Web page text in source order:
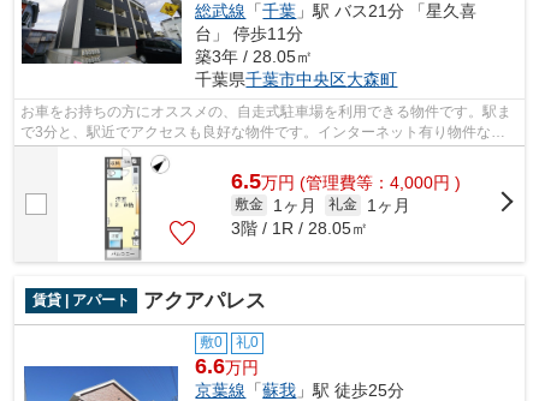
総武線 「千葉 」駅 バス21分 「星久喜
台」 停歩11分
築3年 / 28.05㎡
千葉県千葉市中央区大森町
お車をお持ちの方にオススメの、自走式駐車場を利用できる物件です。駅ま
で3分と、駅近でアクセスも良好な物件です。インターネット有り物件なの
で、ネットをよく使う方におすすめです...
6.5万円 (管理費等：4,000円 )
敷金 1ヶ月 礼金
1ヶ月
3階 / 1R / 28.05㎡
賃貸 | アパート アクアパレス
敷0 礼0
6.6万円
京葉線 「蘇我 」駅 徒歩25分